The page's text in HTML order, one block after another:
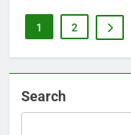
1 2
Search